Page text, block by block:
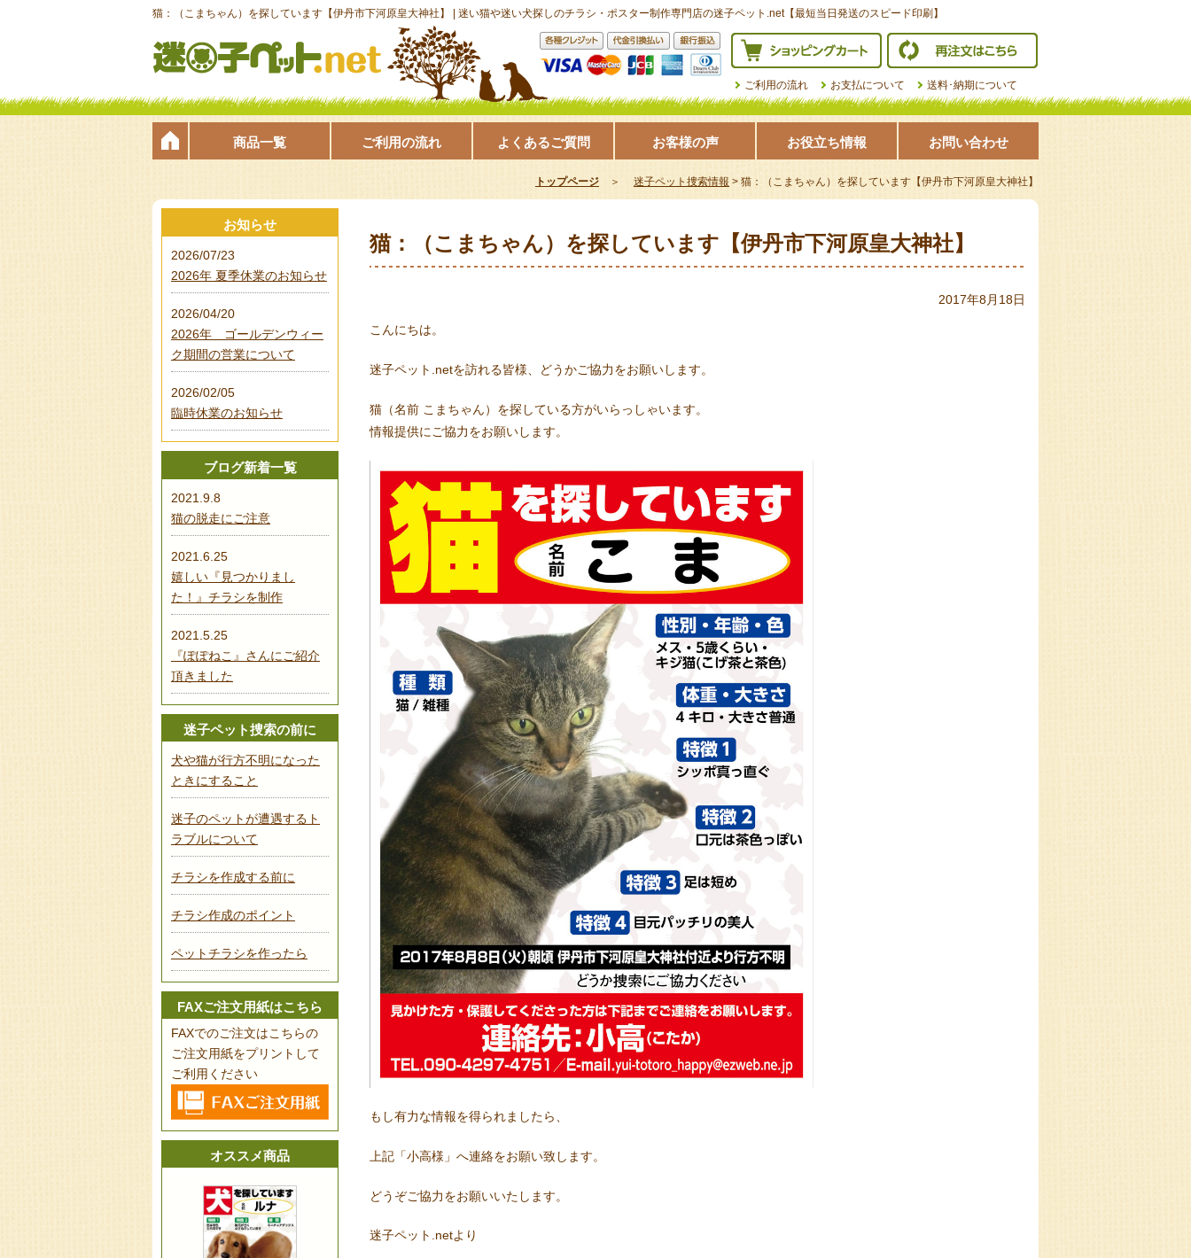
猫：（こまちゃん）を探しています【伊丹市下河原皇大神社】 | 迷い猫や迷い犬探しのチラシ・ポスター制作専門店の迷子ペット.net【最短当日発送のスピード印刷】
ショッピングカート
ご利用の流れ お支払について 送料･納期について
商品一覧 ご利用の流れ よくあるご質問 お客様の声 お役立ち情報 お問い合わせ
トップページ ＞ 迷子ペット捜索情報 > 猫：（こまちゃん）を探しています【伊丹市下河原皇大神社】
猫：（こまちゃん）を探しています【伊丹市下河原皇大神社】
2017年8月18日
こんにちは。
迷子ペット.netを訪れる皆様、どうかご協力をお願いします。
猫（名前 こまちゃん）を探している方がいらっしゃいます。
情報提供にご協力をお願いします。
もし有力な情報を得られましたら、
上記「小高様」へ連絡をお願い致します。
どうぞご協力をお願いいたします。
迷子ペット.netより
お知らせ
2026/07/23
2026年 夏季休業のお知らせ
2026/04/20
2026年 ゴールデンウィー
ク期間の営業について
2026/02/05
臨時休業のお知らせ
ブログ新着一覧
2021.9.8
猫の脱走にご注意
2021.6.25
嬉しい『見つかりまし
た！』チラシを制作
2021.5.25
『ぽぽねこ』さんにご紹介
頂きました
迷子ペット捜索の前に
犬や猫が行方不明になった
ときにすること
迷子のペットが遭遇するト
ラブルについて
チラシを作成する前に
チラシ作成のポイント
ペットチラシを作ったら
FAXご注文用紙はこちら
FAXでのご注文はこちらの
ご注文用紙をプリントして
ご利用ください
オススメ商品